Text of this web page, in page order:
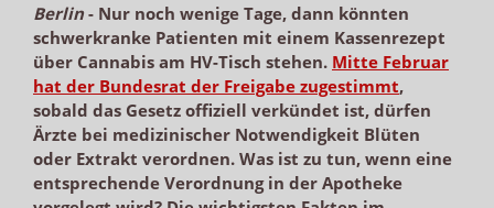
Berlin- Nur noch wenige Tage, dann könnten
schwerkranke Patienten mit einem Kassenrezept
über Cannabis am HV-Tisch stehen. Mitte Februar
hat der Bundesrat der Freigabe zugestimmt,
sobald das Gesetz offiziell verkündet ist, dürfen
Ärzte bei medizinischer Notwendigkeit Blüten
oder Extrakt verordnen. Was ist zu tun, wenn eine
entsprechende Verordnung in der Apotheke